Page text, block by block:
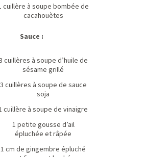
cuillère à soupe bombée de
cacahouètes
Sauce :
cuillères à soupe d’huile de
sésame grillé
3 cuillères à soupe de sauce
soja
cuillère à soupe de vinaigre
1 petite gousse d’ail
épluchée et râpée
1 cm de gingembre épluché